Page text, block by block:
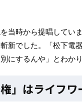
当時から提唱してい
新でした。「松下電
にするんや」とわか
」はライフワ